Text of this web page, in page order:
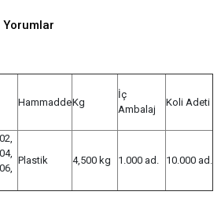
Yorumlar
HammaddeKg
İç
Ambalaj
Koli Adeti
Plastik 4,500 kg 1.000 ad. 10.000 ad.